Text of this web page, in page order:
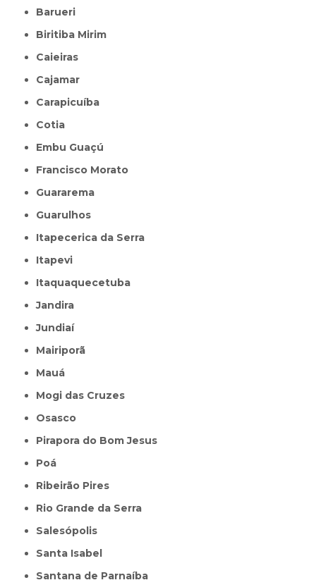
Barueri
Biritiba Mirim
Caieiras
Cajamar
Carapicuíba
Cotia
Embu Guaçú
Francisco Morato
Guararema
Guarulhos
Itapecerica da Serra
Itapevi
Itaquaquecetuba
Jandira
Jundiaí
Mairiporã
Mauá
Mogi das Cruzes
Osasco
Pirapora do Bom Jesus
Poá
Ribeirão Pires
Rio Grande da Serra
Salesópolis
Santa Isabel
Santana de Parnaíba